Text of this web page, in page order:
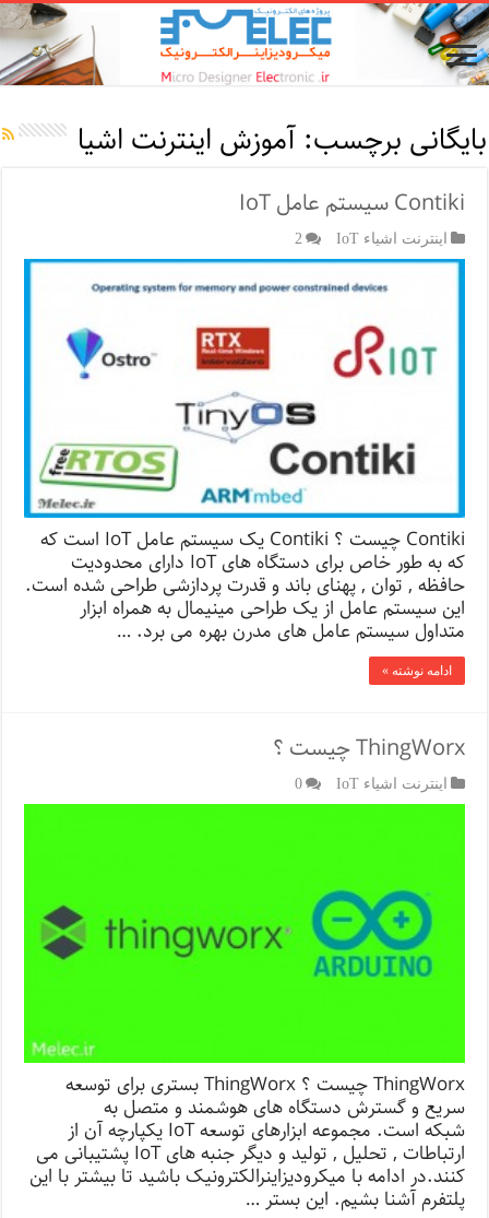
بایگانی برچسب:آموزش اینترنت اشیا
Contiki سیستم عامل IoT
اینترنت اشیاء IoT 2
Contiki چیست ؟ Contiki یک سیستم عامل IoT است که
که به طور خاص برای دستگاه های IoT دارای محدودیت
حافظه , توان , پهنای باند و قدرت پردازشی طراحی شده است.
این سیستم عامل از یک طراحی مینیمال به همراه ابزار
متداول سیستم عامل های مدرن بهره می برد. …
ادامه نوشته »
ThingWorx چیست ؟
اینترنت اشیاء IoT 0
ThingWorx چیست ؟ ThingWorx بستری برای توسعه
سریع و گسترش دستگاه های هوشمند و متصل به
شبکه است. مجموعه ابزارهای توسعه IoT یکپارچه آن از
ارتباطات , تحلیل , تولید و دیگر جنبه های IoT پشتیبانی می
کنند.در ادامه با میکرودیزاینرالکترونیک باشید تا بیشتر با این
پلتفرم آشنا بشیم. این بستر …